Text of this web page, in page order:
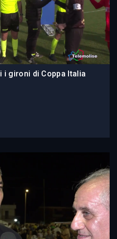
gironi di Coppa Italia